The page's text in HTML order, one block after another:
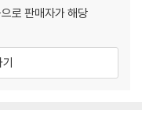
로 판매자가 해당